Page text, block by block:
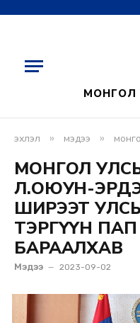
МОНГОЛ
эхлэл » мэдээ » монгол
МОНГОЛ
Л.ОЮУН-
ШИРЭЭТ
ТЭРГҮҮН
БАРААЛХАВ
Мэдээ 2023-09-02